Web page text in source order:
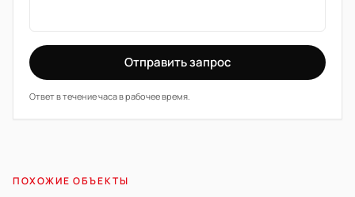
Отправить запрос
Ответ в течение часа в рабочее время.
ПОХОЖИЕ ОБЪЕКТЫ